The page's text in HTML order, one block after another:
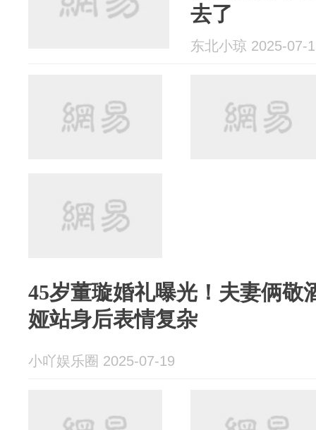
去了
东北小琼 2025-07-
45岁董璇婚礼曝光！夫妻俩敬
娅站身后表情复杂
小吖娱乐圈 2025-07-19